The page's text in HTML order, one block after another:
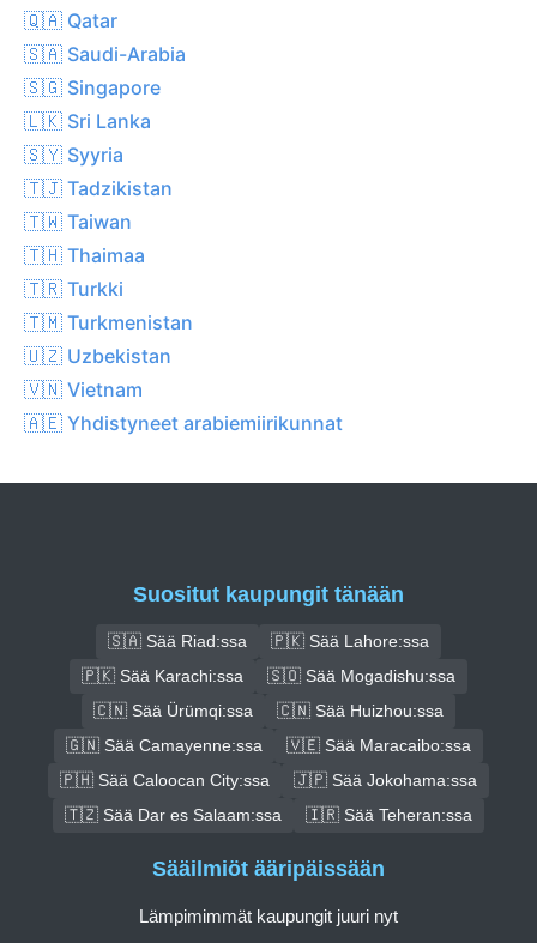
🇶🇦 Qatar
🇸🇦 Saudi-Arabia
🇸🇬 Singapore
🇱🇰 Sri Lanka
🇸🇾 Syyria
🇹🇯 Tadzikistan
🇹🇼 Taiwan
🇹🇭 Thaimaa
🇹🇷 Turkki
🇹🇲 Turkmenistan
🇺🇿 Uzbekistan
🇻🇳 Vietnam
🇦🇪 Yhdistyneet arabiemiirikunnat
Suositut kaupungit tänään
🇸🇦 Sää Riad:ssa
🇵🇰 Sää Lahore:ssa
🇵🇰 Sää Karachi:ssa
🇸🇴 Sää Mogadishu:ssa
🇨🇳 Sää Ürümqi:ssa
🇨🇳 Sää Huizhou:ssa
🇬🇳 Sää Camayenne:ssa
🇻🇪 Sää Maracaibo:ssa
🇵🇭 Sää Caloocan City:ssa
🇯🇵 Sää Jokohama:ssa
🇹🇿 Sää Dar es Salaam:ssa
🇮🇷 Sää Teheran:ssa
Sääilmiöt ääripäissään
Lämpimimmät kaupungit juuri nyt